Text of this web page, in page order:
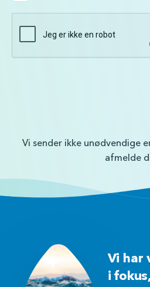
Vi sender ikke unødvendige
afmelde
Vi har
i